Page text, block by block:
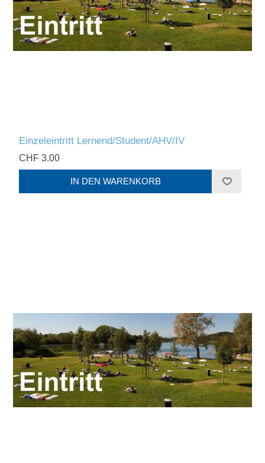
Einzeleintritt Lernend/Student/AHV/IV
CHF 3.00